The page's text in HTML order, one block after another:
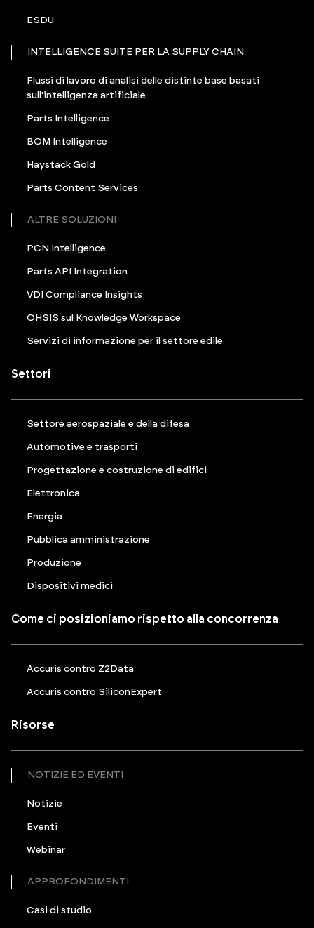
ESDU
INTELLIGENCE SUITE PER LA SUPPLY CHAIN
Flussi di lavoro di analisi delle distinte base basati
sull'intelligenza artificiale
Parts Intelligence
BOM Intelligence
Haystack Gold
Parts Content Services
ALTRE SOLUZIONI
PCN Intelligence
Parts API Integration
VDI Compliance Insights
OHSIS sul Knowledge Workspace
Servizi di informazione per il settore edile
Settori
Settore aerospaziale e della difesa
Automotive e trasporti
Progettazione e costruzione di edifici
Elettronica
Energia
Pubblica amministrazione
Produzione
Dispositivi medici
Come ci posizioniamo rispetto alla concorrenza
Accuris contro Z2Data
Accuris contro SiliconExpert
Risorse
NOTIZIE ED EVENTI
Notizie
Eventi
Webinar
APPROFONDIMENTI
Casi di studio